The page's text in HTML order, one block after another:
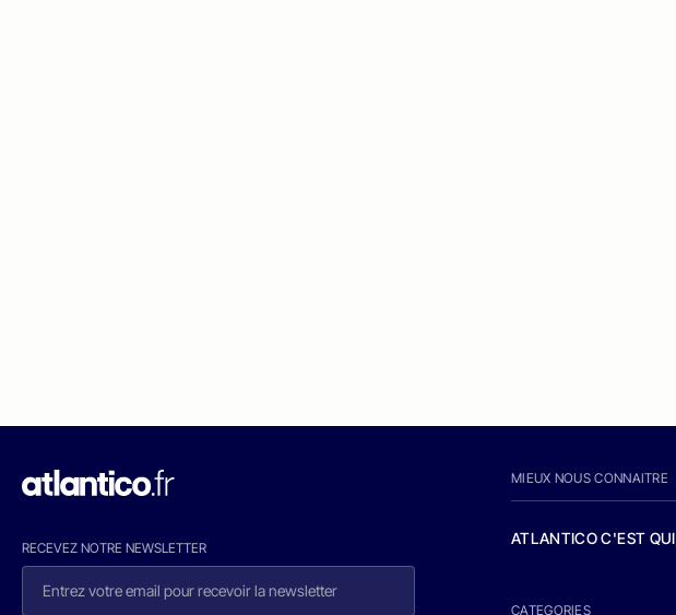
RECEVEZ NOTRE NEWSLETTER
MIEUX NOUS CONNAITRE
ATLANTICO C'EST
CATEGORIES